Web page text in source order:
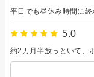
平日でも昼休み時間に終
5.0